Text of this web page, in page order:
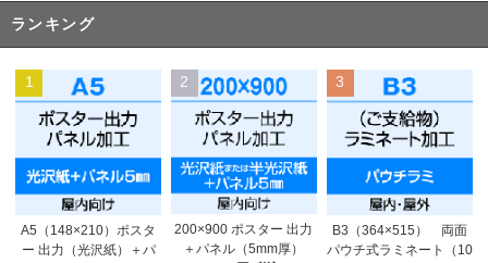
ランキング
1
A5（148×210）ポスタ
ー 出力（光沢紙）＋パ
2
200×900 ポスター 出力
＋パネル（5mm厚）
3
B3（364×515） 両面
パウチ式ラミネート（10